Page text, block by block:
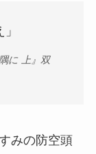
に 上』双
みの防空頭